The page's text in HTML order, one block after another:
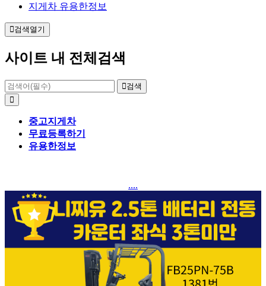
지게차 유용한정보
검색열기
사이트 내 전체검색
검색
중고지게차
무료등록하기
유용한정보
....